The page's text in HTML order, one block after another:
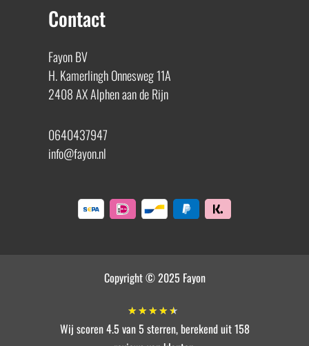
Contact
Fayon BV
H. Kamerlingh Onnesweg 11A
2408 AX Alphen aan de Rijn
0640437947
info@fayon.nl
Copyright © 2025 Fayon
★ ★ ★ ★ ★
Wij scoren 4.5 van 5 sterren, berekend uit 158